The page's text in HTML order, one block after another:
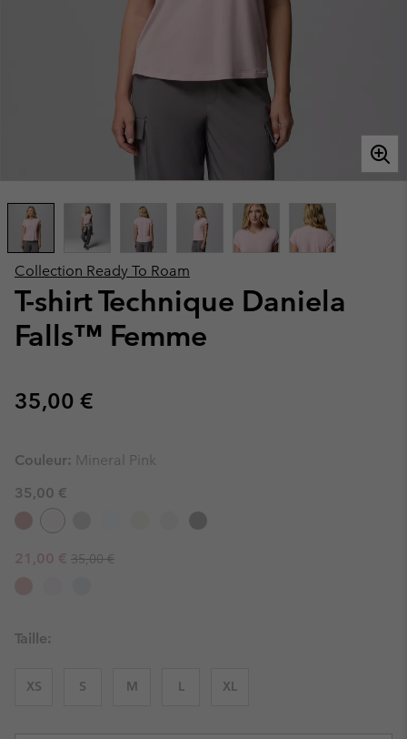
Collection Ready To Roam
T-shirt Technique Daniela
Falls™ Femme
Regular price:
35,00 €
Couleur: Mineral Pink
35,00 €
Sale price:
21,00 € Regular price:
35,00 €
Taille:
XS S M L XL